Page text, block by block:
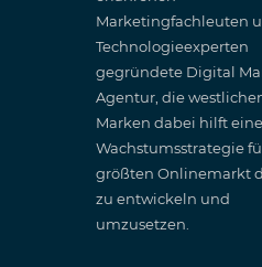
Marketingfachleuten
Technologieexperten
gegründete Digital
Agentur, die
Marken dabei hilft eine
Wachstumsstrategie
größten Onlinemarkt
zu entwickeln und
umzusetzen.